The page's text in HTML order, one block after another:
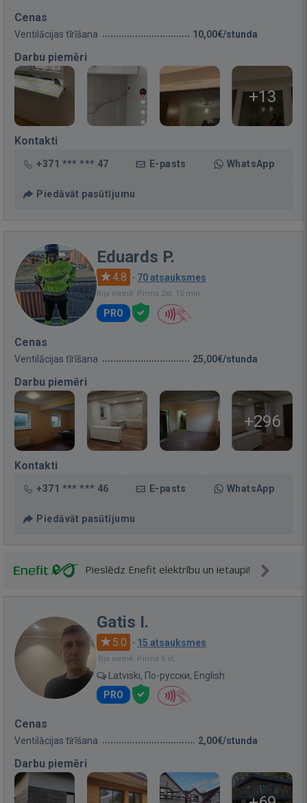
Cenas
Ventilācijas tīrīšana 10,00€/stunda
Darbu piemēri
+13
Kontakti
+371 *** *** 47 E-pasts WhatsApp
Piedāvāt pasūtījumu
Eduards P.
4.8 · 70 atsauksmes
Bija vietnē: Pirms 2st. 15 min.
PRO
Cenas
Ventilācijas tīrīšana 25,00€/stunda
Darbu piemēri
+296
Kontakti
+371 *** *** 46 E-pasts WhatsApp
Piedāvāt pasūtījumu
Pieslēdz Enefit elektrību un ietaupi!
Gatis I.
5.0 · 15 atsauksmes
Bija vietnē: Pirms 5 st.
Latviski, По-русски, English
PRO
Cenas
Ventilācijas tīrīšana 2,00€/stunda
Darbu piemēri